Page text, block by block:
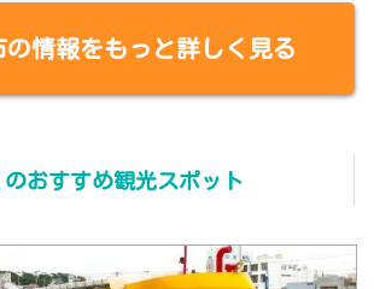
の情報をもっと詳しく見る
おすすめ観光スポット